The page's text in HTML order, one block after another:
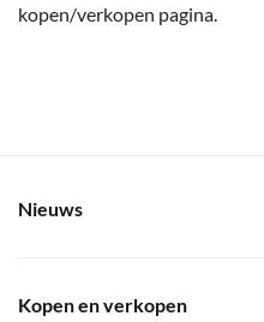
kopen/verkopen pagina.
Nieuws
Kopen en verkopen